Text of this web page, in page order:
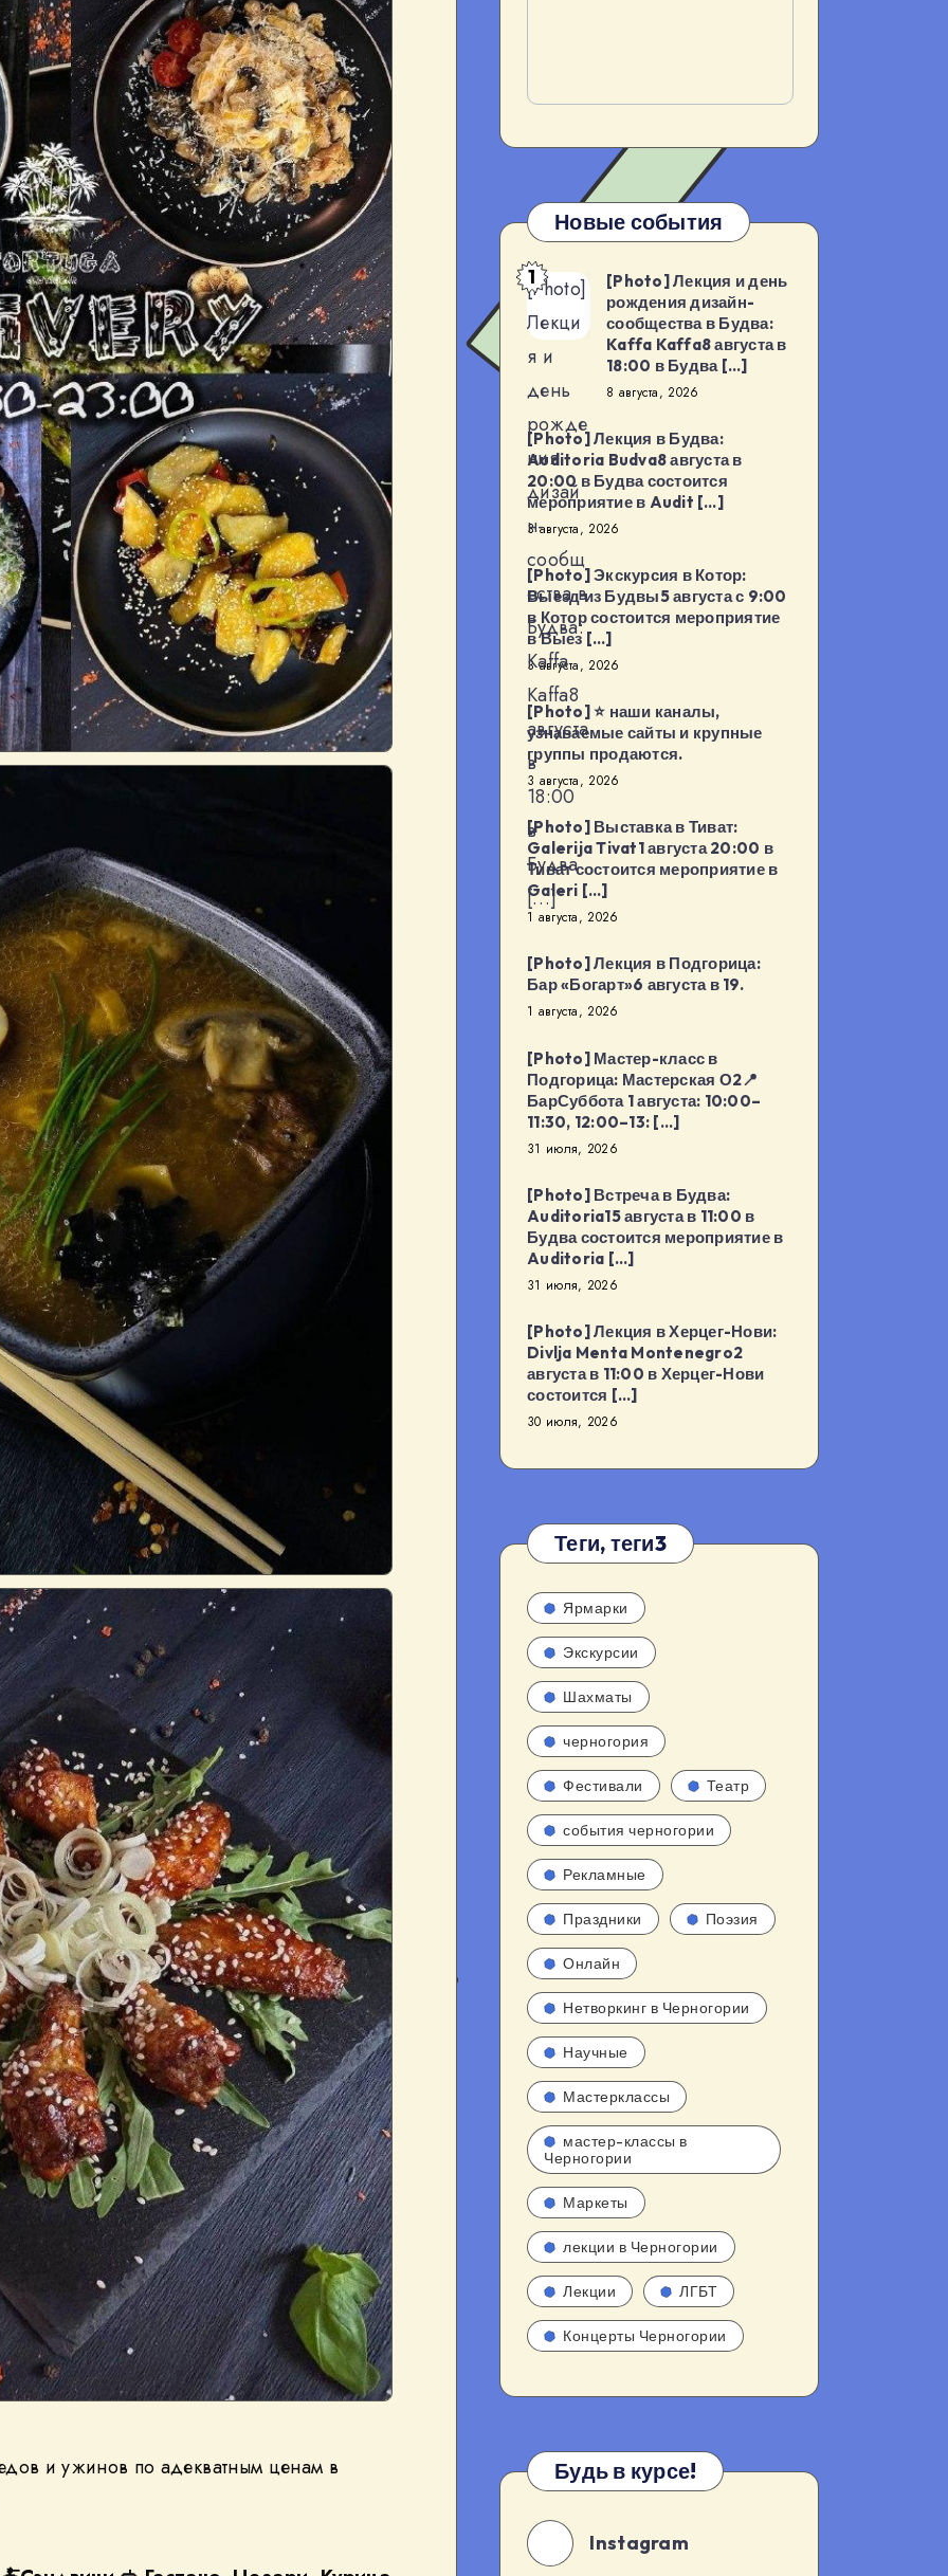
и ужинов по адекватным ценам в
Новые события
[Photo]
Лекци
я и
день
рожде
ния
дизай
н-
сообщ
ества в
Будва:
Kaffa
Kaffa8
августа
в
18:00
в
Будва
[…]
1
[Photo] Лекция и день
рождения дизайн-
сообщества в Будва:
Kaffa Kaffa8 августа в
18:00 в Будва […]
8 августа, 2026
[Photo] Лекция в Будва:
Auditoria Budva8 августа в
20:00 в Будва состоится
мероприятие в Audit […]
3 августа, 2026
[Photo] Экскурсия в Котор:
Выезд из Будвы5 августа с 9:00
в Котор состоится мероприятие
в Выез […]
3 августа, 2026
[Photo] ⭐️ наши каналы,
узнаваемые сайты и крупные
группы продаются.
3 августа, 2026
[Photo] Выставка в Тиват:
Galerija Tivat1 августа 20:00 в
Тиват состоится мероприятие в
Galeri […]
1 августа, 2026
[Photo] Лекция в Подгорица:
Бар «Богарт»6 августа в 19.
1 августа, 2026
[Photo] Мастер-класс в
Подгорица: Мастерская О2📍
БарСуббота 1 августа: 10:00–
11:30, 12:00–13: […]
31 июля, 2026
[Photo] Встреча в Будва:
Auditoria15 августа в 11:00 в
Будва состоится мероприятие в
Auditoria […]
31 июля, 2026
[Photo] Лекция в Херцег-Нови:
Divlja Menta Montenegro2
августа в 11:00 в Херцег-Нови
состоится […]
30 июля, 2026
Теги, теги3
Ярмарки
Экскурсии
Шахматы
черногория
Фестивали Театр
события черногории
Рекламные
Праздники Поэзия
Онлайн
Нетворкинг в Черногории
Научные
Мастерклассы
мастер-классы в
Черногории
Маркеты
лекции в Черногории
Лекции ЛГБТ
Концерты Черногории
Будь в курсе!
Instagram